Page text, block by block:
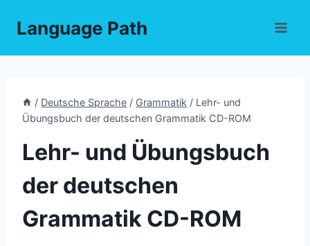
Language Path
/ Deutsche Sprache / Grammatik / Lehr- und
Übungsbuch der deutschen Grammatik CD-ROM
Lehr- und Übungsbuch
der deutschen
Grammatik CD-ROM